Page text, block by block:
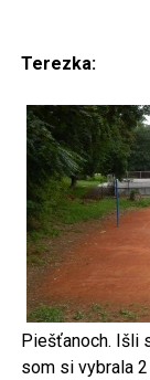
Terezka:
Piešťanoch. Išli
som si vybrala